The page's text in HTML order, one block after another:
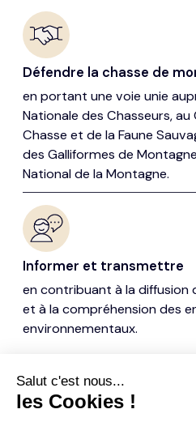
Défendre la chasse de
en portant une voie unie
Nationale des Chasseurs,
Chasse et de la Faune
des Galliformes de
National de la Montagne.
Informer et transmettre
en contribuant à la diffusion
et à la compréhension des
environnementaux.